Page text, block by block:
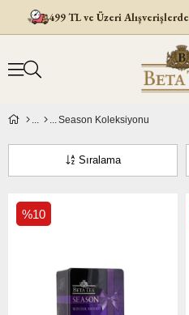
499 TL ve Üzeri Alışverişlerde
Season Koleksiyonu
Sıralama
%10